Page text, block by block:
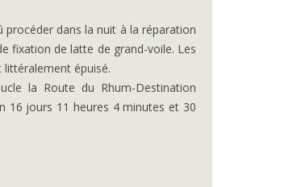
procéder dans la nuit à la réparation
fixation de latte de grand-voile. Les
épuisé.
la Route du Rhum-Destination
16 jours 11 heures 4 minutes et 30